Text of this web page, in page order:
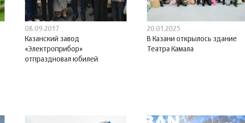
08.09.2017
Казанский завод
«Электроприбор»
отпраздновал юбилей
20.01.2025
В Казани открылось здание
Театра Камала